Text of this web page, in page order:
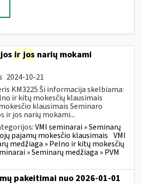
ir jos narių mokami
2024-10-21
KM3225 Ši informacija skelbiama:
ir kitų mokesčių klausimais
klausimais Seminaro
ir jos narių mokami...
VMI seminarai » Seminarų
pajamų mokesčio klausimais VMI
medžiaga » Pelno ir kitų mokesčių
» Seminarų medžiaga » PVM
pakeitimai nuo 2026-01-01